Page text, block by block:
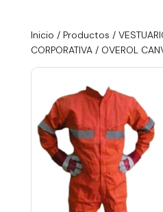
Inicio / Productos /
CORPORATIVA/ OVEROL